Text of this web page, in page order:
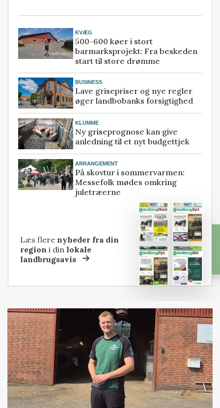
KVÆG
500-600 køer i stort
barmarksprojekt: Fra beskeden
start til store drømme
BUSINESS
Lave grisepriser og nye regler
øger landbobanks forsigtighed
KLUMME
Ny griseprognose kan give
anledning til et nyt budgettjek
ARRANGEMENT
På skovtur i sommervarmen:
Messefolk mødes omkring
juletræerne
Læs flere nyheder fra din
region i dinlokale
landbrugsavis